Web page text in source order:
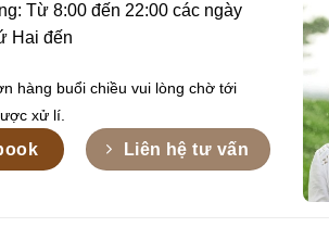
Từ 8:00 đến 22:00 các ngày
Hai đến
hàng buổi chiều vui lòng chờ tới
xử lí.
Liên hệ tư vấn